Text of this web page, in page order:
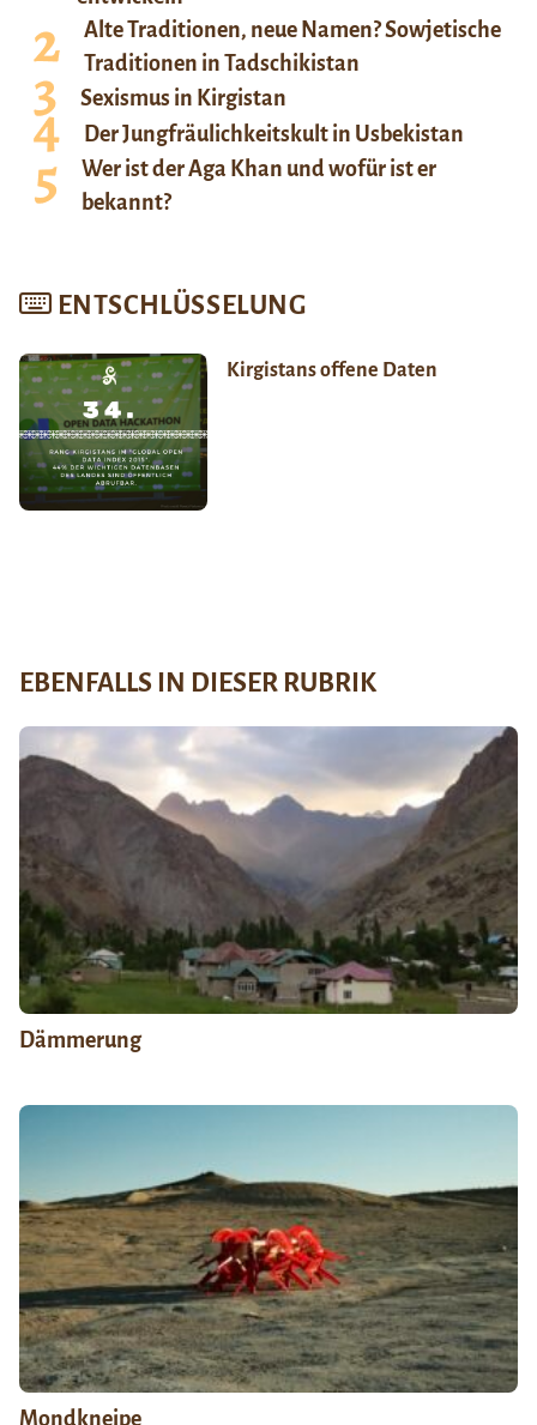
Alte Traditionen, neue Namen? Sowjetische
Traditionen in Tadschikistan
Sexismus in Kirgistan
Der Jungfräulichkeitskult in Usbekistan
Wer ist der Aga Khan und wofür ist er
bekannt?
ENTSCHLÜSSELUNG
Kirgistans offene Daten
EBENFALLS IN DIESER RUBRIK
Dämmerung
Mondkneipe